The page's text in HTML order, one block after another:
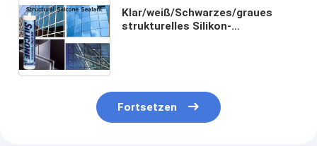
Klar/weiß/Schwarzes/graues
strukturelles Silikon-
Fortsetzen